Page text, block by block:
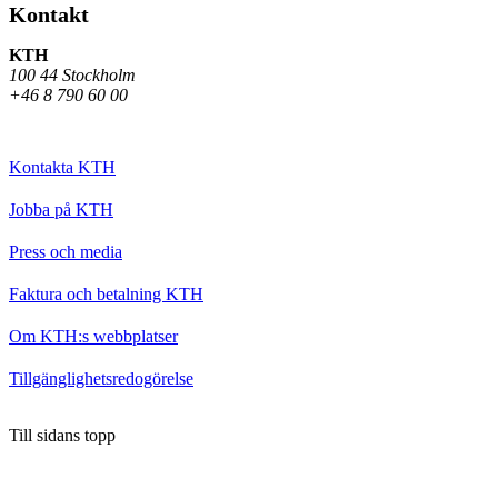
Kontakt
KTH
100 44 Stockholm
+46 8 790 60 00
Kontakta KTH
Jobba på KTH
Press och media
Faktura och betalning KTH
Om KTH:s webbplatser
Tillgänglighetsredogörelse
Till sidans topp